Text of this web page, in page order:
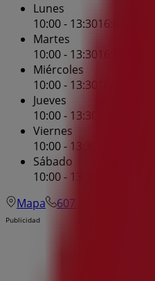
Lunes
10:00 - 13:3016:00 - 20:15
Martes
10:00 - 13:30
Miércoles
10:00 - 13:30
Jueves
10:00 - 13:30
Viernes
10:00 - 13:30
Sábado
10:00 - 13:30
Mapa
607 10 02 17
Publicidad